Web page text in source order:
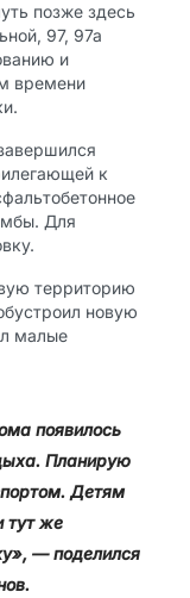
позже здесь
97, 97а
и
времени
к
Для
территорию
новую
малые
появилось
Планирую
Детям
тут же
— поделился